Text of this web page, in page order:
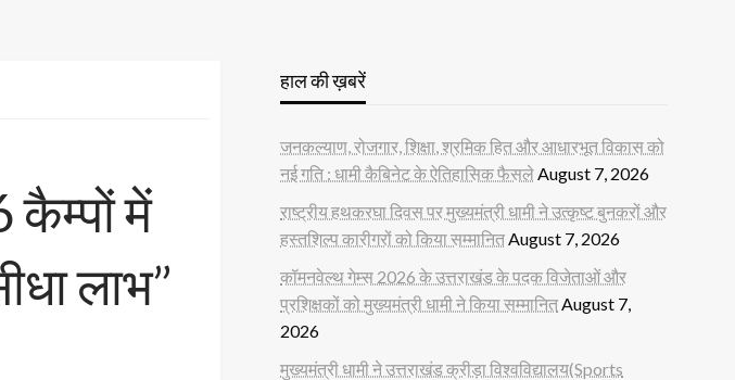
में
लाभ”
हाल की ख़बरें
जनकल्याण, रोजगार, शिक्षा, श्रमिक हित और आधारभूत विकास को
नई गति : धामी कैबिनेट के ऐतिहासिक फैसलेAugust 7, 2026
राष्ट्रीय हथकरघा दिवस पर मुख्यमंत्री धामी ने उत्कृष्ट बुनकरों और
हस्तशिल्प कारीगरों को किया सम्मानितAugust 7, 2026
कॉमनवेल्थ गेम्स 2026 के उत्तराखंड के पदक विजेताओं और
प्रशिक्षकों को मुख्यमंत्री धामी ने किया सम्मानितAugust 7,
2026
मुख्यमंत्री धामी ने उत्तराखंड क्रीड़ा विश्वविद्यालय(Sports